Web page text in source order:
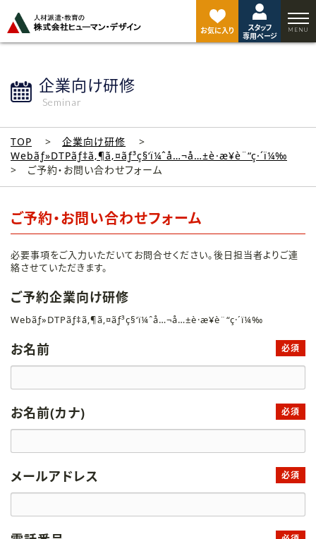
お気に入り
スタッフ
専用ページ
企業向け研修
Seminar
TOP
企業向け研修
Webãƒ»DTPãƒ‡ã‚¶ã‚¤ãƒ³ç§‘ï¼ˆå…¬å…±è·æ¥­è¨“ç·´ï¼‰
ご予約・お問い合わせフォーム
ご予約・お問い合わせフォーム
必要事項をご入力いただいてお問合せください。後日担当者よりご連
絡させていただきます。
ご予約企業向け研修
Webãƒ»DTPãƒ‡ã‚¶ã‚¤ãƒ³ç§‘ï¼ˆå…¬å…±è·æ¥­è¨“ç·´ï¼‰
お名前 必須
お名前(カナ) 必須
メールアドレス 必須
ジ
ト